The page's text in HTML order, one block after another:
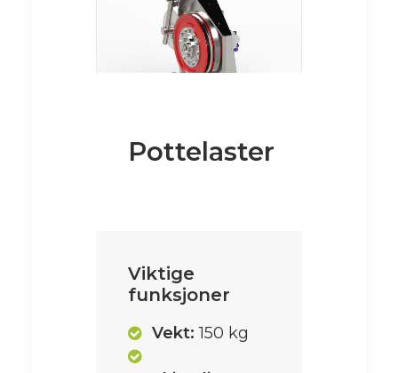
Pottelaster
Viktige
funksjoner
Vekt: 150 kg